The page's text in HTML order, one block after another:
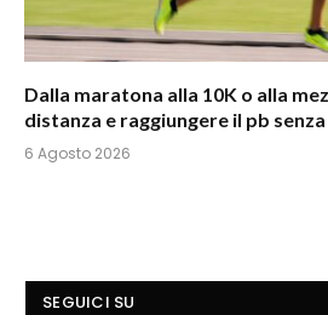
Dalla maratona alla 10K o alla
distanza e raggiungere il pb
6 Agosto 2026
SEGUICI SU